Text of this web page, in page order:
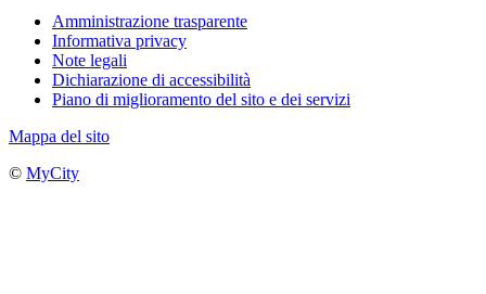
Amministrazione trasparente
Informativa privacy
Note legali
Dichiarazione di accessibilità
Piano di miglioramento del sito e dei servizi
Mappa del sito
© MyCity